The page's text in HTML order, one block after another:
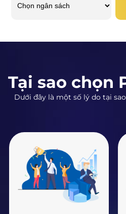
Tại sao chọn
Dưới đây là một số lý do tại